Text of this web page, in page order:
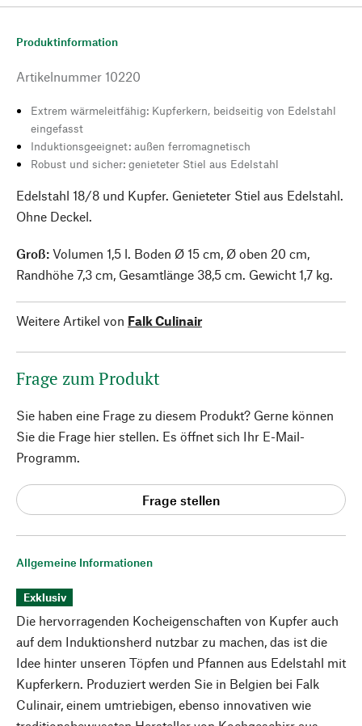
Allgemeine Informationen
Exklusiv
Die hervorragenden Kocheigenschaften von Kupfer auch
auf dem Induktionsherd nutzbar zu machen, das ist die
Idee hinter unseren Töpfen und Pfannen aus Edelstahl mit
Kupferkern. Produziert werden Sie in Belgien bei Falk
Culinair, einem umtriebigen, ebenso innovativen wie
Produktinformation
Artikelnummer 10220
Extrem wärmeleitfähig: Kupferkern, beidseitig von Edelstahl
eingefasst
Induktionsgeeignet: außen ferromagnetisch
Robust und sicher: genieteter Stiel aus Edelstahl
Edelstahl 18/8 und Kupfer. Genieteter Stiel aus Edelstahl.
Ohne Deckel.
Groß: Volumen 1,5 l. Boden Ø 15 cm, Ø oben 20 cm,
Randhöhe 7,3 cm, Gesamtlänge 38,5 cm. Gewicht 1,7 kg.
Weitere Artikel von Falk Culinair
Frage zum Produkt
Sie haben eine Frage zu diesem Produkt? Gerne können
Sie die Frage hier stellen. Es öffnet sich Ihr E-Mail-
Programm.
Frage stellen